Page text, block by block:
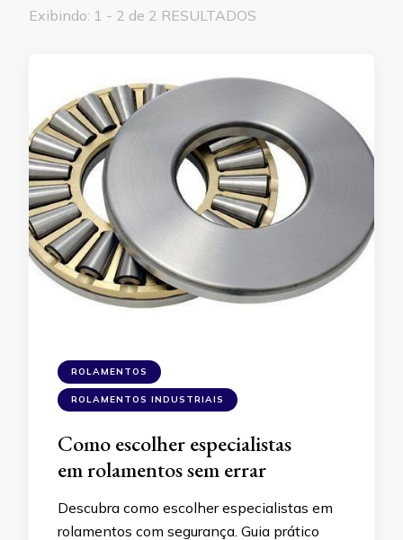
Exibindo: 1 - 2 de 2 RESULTADOS
ROLAMENTOS
ROLAMENTOS INDUSTRIAIS
Como escolher especialistas
em rolamentos sem errar
Descubra como escolher especialistas em
rolamentos com segurança. Guia prático